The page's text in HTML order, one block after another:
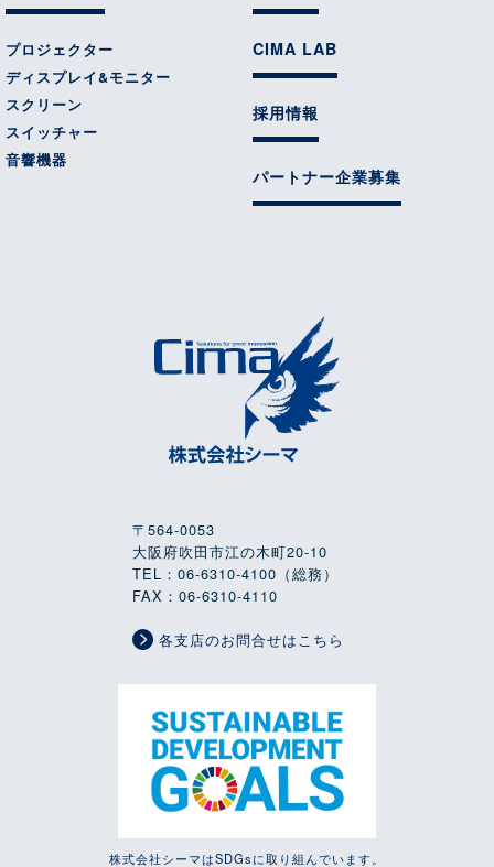
プロジェクター
ディスプレイ&モニター
スクリーン
スイッチャー
音響機器
CIMA LAB
採用情報
パートナー企業募集
〒564-0053
大阪府吹田市江の木町20-10
TEL：06-6310-4100（総務）
FAX：06-6310-4110
各支店のお問合せはこちら
株式会社シーマはSDGsに取り組んでいます。